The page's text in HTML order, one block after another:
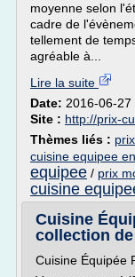
moyenne selon
cadre de
tellement de
agréable à...
Lire la suite
Date: 2016-06-27
Site : http://prix-
Thèmes liés :
cuisine equipee
equipee / prix
cuisine
Cuisine
collection de
Cuisine Équipée